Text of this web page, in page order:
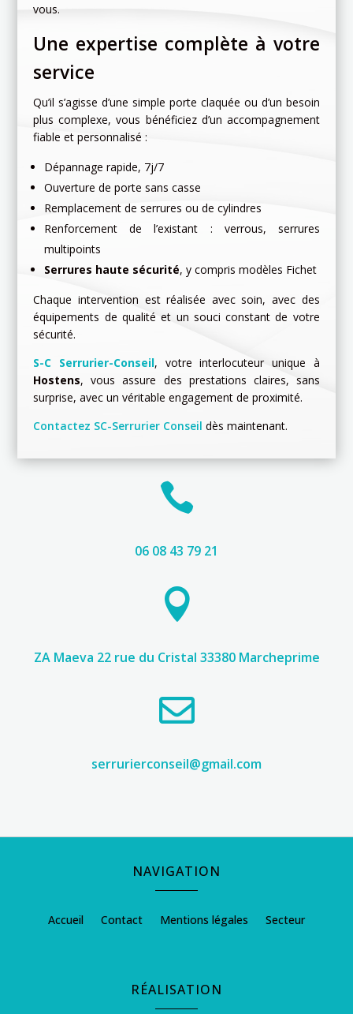
vous.
Une expertise complète à votre
service
Qu’il s’agisse d’une simple porte claquée ou d’un besoin
plus complexe, vous bénéficiez d’un accompagnement
fiable et personnalisé :
Dépannage rapide, 7j/7
Ouverture de porte sans casse
Remplacement de serrures ou de cylindres
Renforcement de l’existant : verrous, serrures
multipoints
Serrures haute sécurité, y compris modèles Fichet
Chaque intervention est réalisée avec soin, avec des
équipements de qualité et un souci constant de votre
sécurité.
S-C Serrurier-Conseil, votre interlocuteur unique à
Hostens, vous assure des prestations claires, sans
surprise, avec un véritable engagement de proximité.
Contactez SC-Serrurier Conseil dès maintenant.

06 08 43 79 21

ZA Maeva 22 rue du Cristal 33380 Marcheprime

serrurierconseil@gmail.com
NAVIGATION
Accueil Contact Mentions légales Secteur
RÉALISATION